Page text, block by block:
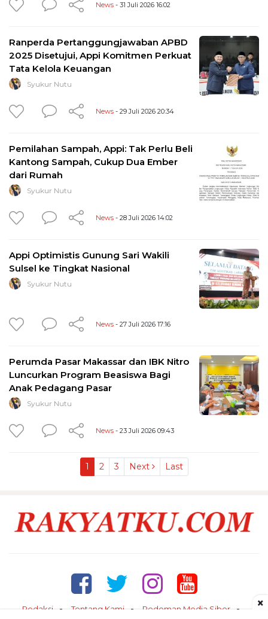
News - 31 Juli 2026 16:02
Ranperda Pertanggungjawaban APBD
2025 Disetujui, Appi Komitmen Perkuat
Tata Kelola Keuangan
Syukur Nutu
News - 29 Juli 2026 20:34
Pemilahan Sampah, Appi: Tak Perlu Beli
Kantong Sampah, Cukup Dua Ember
dari Rumah
Syukur Nutu
News - 28 Juli 2026 14:02
Appi Optimistis Gunung Sari Wakili
Sulsel ke Tingkat Nasional
Syukur Nutu
News - 27 Juli 2026 17:16
Perumda Pasar Makassar dan IBK Nitro
Luncurkan Program Beasiswa Bagi
Anak Pedagang Pasar
Syukur Nutu
News - 23 Juli 2026 09:43
1 2 3 Next Last
Redaksi Tentang Kami
Pedoman Media Siber
×